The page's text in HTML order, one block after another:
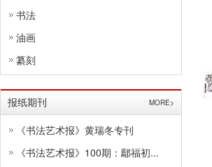
书法
油画
纂刻
报纸期刊 MORE>
《书法艺术报》黄瑞冬专刊
《书法艺术报》100期：鄢福初...